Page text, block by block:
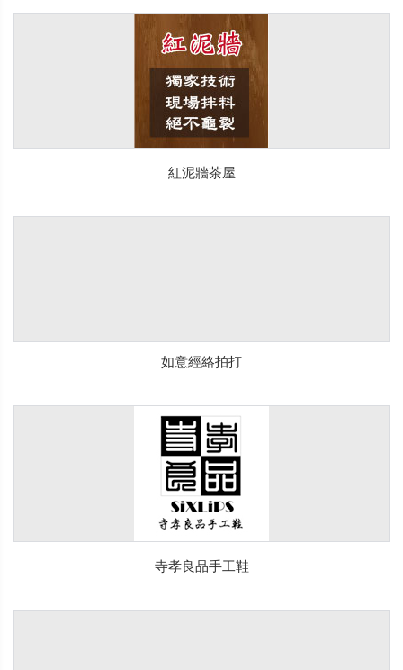
紅泥牆茶屋
如意經絡拍打
寺孝良品手工鞋